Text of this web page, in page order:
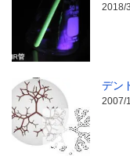
2018/
デン
2007/